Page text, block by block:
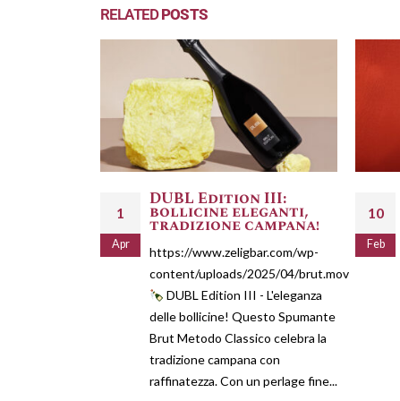
RELATEDPOSTS
1
Apr
DUBL Edition III:
bollicine eleganti,
tradizione campana!
https://www.zeligbar.com/wp-
content/uploads/2025/04/brut.mov
DUBL Edition III - L'eleganza
delle bollicine! Questo Spumante
Brut Metodo Classico celebra la
tradizione campana con
raffinatezza. Con un perlage fine...
10
Feb